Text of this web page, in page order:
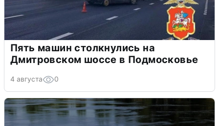
Пять машин столкнулись на
Дмитровском шоссе в Подмосковье
4 августа 0